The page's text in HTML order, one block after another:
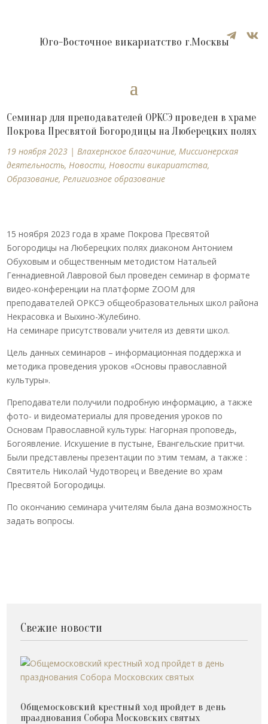
 
Юго-Восточное викариатство г.Москвы
Семинар для преподавателей ОРКСЭ проведен в храме
Покрова Пресвятой Богородицы на Люберецких полях
19 ноября 2023 |Влахернское благочиние,Миссионерская
деятельность,Новости,Новости викариатства,
Образование,Религиозное образование
15 ноября 2023 года в храме Покрова Пресвятой
Богородицы на Люберецких полях диаконом Антонием
Обуховым и общественным методистом Натальей
Геннадиевной Лавровой был проведен семинар в формате
видео-конференции на платформе ZOOM для
преподавателей ОРКСЭ общеобразовательных школ района
Некрасовка и Выхино-Жулебино.
На семинаре присутствовали учителя из девяти школ.
Цель данных семинаров – информационная поддержка и
методика проведения уроков «Основы православной
культуры».
Преподаватели получили подробную информацию, а также
фото- и видеоматериалы для проведения уроков по
Основам Православной культуры: Нагорная проповедь,
Богоявление. Искушение в пустыне, Евангельские притчи.
Были представлены презентации по этим темам, а также :
Святитель Николай Чудотворец и Введение во храм
Пресвятой Богородицы.
По окончанию семинара учителям была дана возможность
задать вопросы.
Свежие новости
Общемосковский крестный ход пройдет в день
празднования Собора Московских святых